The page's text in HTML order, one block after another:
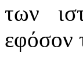
των
εφόσον